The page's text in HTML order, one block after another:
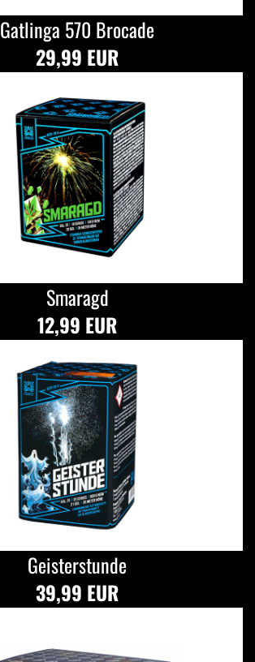
Gatlinga 570 Brocade
29,99 EUR
Smaragd
12,99 EUR
Geisterstunde
39,99 EUR